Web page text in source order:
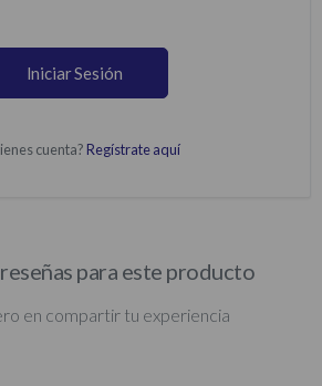
Iniciar Sesión
cuenta? Regístrate aquí
para este producto
en compartir tu experiencia